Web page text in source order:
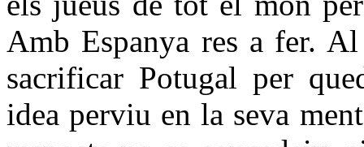
Amb Espanya res a fer.
sacrificar Potugal per
idea perviu en la seva